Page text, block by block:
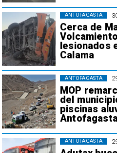
Cerca de
lesionados
Calama
ANTOFAGASTA
MOP
del
piscinas
ANTOFAGASTA
ANTOFAGASTA